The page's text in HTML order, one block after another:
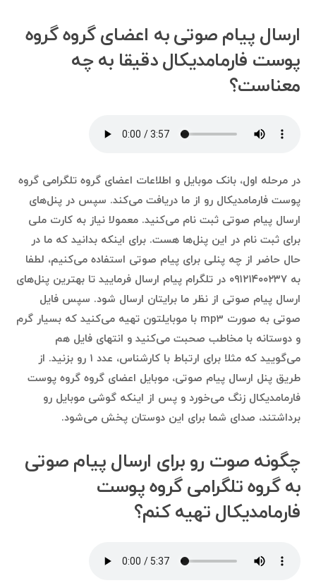
ارسال پیام صوتی به اعضای گروه گروه
پوست فارمامدیکال دقیقا به چه
معناست؟
در مرحله اول، بانک موبایل و اطلاعات اعضای گروه تلگرامی گروه
پوست فارمامدیکال رو از ما دریافت می‌کند. سپس در پنل‌های
ارسال پیام صوتی ثبت نام می‌کنید. معمولا نیاز به کارت ملی
برای ثبت نام در این پنل‌ها هست. برای اینکه بدانید که ما در
حال حاضر از چه پنلی برای پیام صوتی استفاده می‌کنیم، لطفا
به ۰۹۱۲۱۴۰۰۲۳۷ در تلگرام پیام ارسال فرمایید تا بهترین پنل‌های
ارسال پیام صوتی از نظر ما برایتان ارسال شود. سپس فایل
صوتی به صورت mp3 با موبایلتون تهیه می‌کنید که بسیار گرم
و دوستانه با مخاطب صحبت می‌کنید و انتهای فایل هم
می‌گویید که مثلا برای ارتباط با کارشناس، عدد ۱ رو بزنید. از
طریق پنل ارسال پیام صوتی، موبایل اعضای گروه گروه پوست
فارمامدیکال زنگ می‌خورد و پس از اینکه گوشی موبایل رو
برداشتند، صدای شما برای این دوستان پخش می‌شود.
چگونه صوت رو برای ارسال پیام صوتی
به گروه تلگرامی گروه پوست
فارمامدیکال تهیه کنم؟